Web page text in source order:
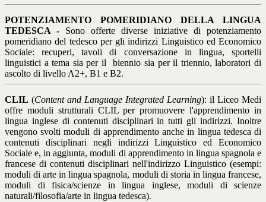
POTENZIAMENTO POMERIDIANO DELLA LINGUA
TEDESCA - Sono offerte diverse iniziative di potenziamento
pomeridiano del tedesco per gli indirizzi Linguistico ed Economico
Sociale: recuperi, tavoli di conversazione in lingua, sportelli
linguistici a tema sia per il
biennio sia per il triennio, laboratori di
ascolto di livello A2+, B1 e B2.
CLIL (Content and Language Integrated Learning): il Liceo Medi
offre moduli strutturali CLIL per promuovere l'apprendimento in
lingua inglese di contenuti disciplinari in tutti gli indirizzi. Inoltre
vengono svolti moduli di apprendimento anche in lingua tedesca di
contenuti disciplinari negli indirizzi Linguistico ed Economico
Sociale e, in aggiunta, moduli di apprendimento in lingua spagnola e
francese di contenuti disciplinari nell'indirizzo Linguistico (esempi:
moduli di arte in lingua spagnola, moduli di storia in lingua francese,
moduli di fisica/scienze in lingua inglese, moduli di scienze
naturali/filosofia/arte in lingua tedesca).